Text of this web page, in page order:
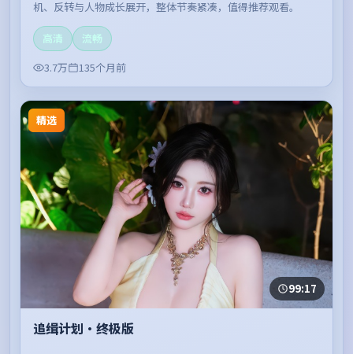
机、反转与人物成长展开，整体节奏紧凑，值得推荐观看。
高清
流畅
3.7万
135个月前
精选
99:17
追缉计划·终极版